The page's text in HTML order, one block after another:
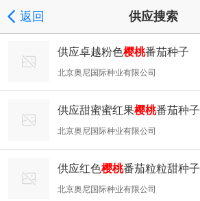
返回 供应搜索
供应卓越粉色樱桃番茄种子
北京奥尼国际种业有限公司
供应甜蜜蜜红果樱桃番茄种子
北京奥尼国际种业有限公司
供应红色樱桃番茄粒粒甜种子
北京奥尼国际种业有限公司